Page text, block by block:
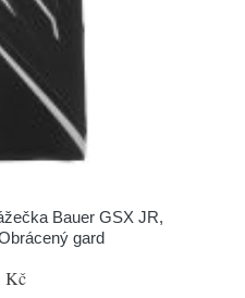
Bauer GSX JR,
gard
Kč